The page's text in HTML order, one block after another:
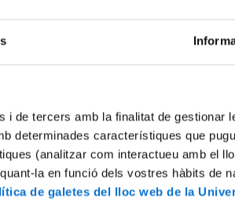
i de tercers amb la finalitat de gestionar
determinades característiques que
(analitzar com interactueu amb el
la en funció dels vostres hàbits de
de galetes del lloc web de la